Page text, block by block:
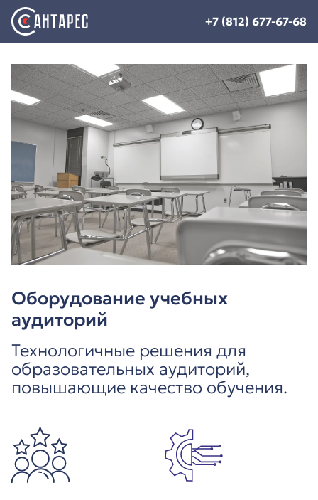
+7 (812) 677-67-68
Оборудование учебных
аудиторий
Технологичные решения для
образовательных аудиторий,
повышающие качество обучения.